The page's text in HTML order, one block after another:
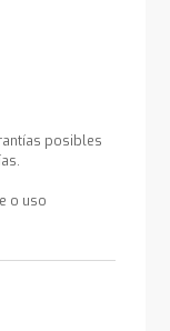
posibles
o uso